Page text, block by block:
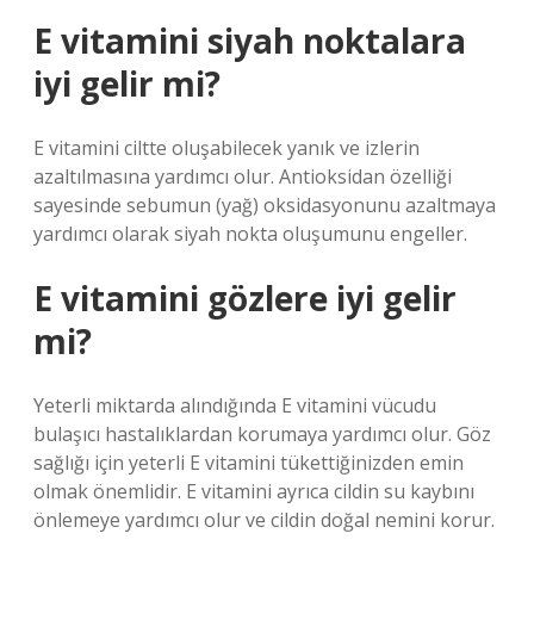
E vitamini siyah noktalara
iyi gelir mi?
E vitamini ciltte oluşabilecek yanık ve izlerin
azaltılmasına yardımcı olur. Antioksidan özelliği
sayesinde sebumun (yağ) oksidasyonunu azaltmaya
yardımcı olarak siyah nokta oluşumunu engeller.
E vitamini gözlere iyi gelir
mi?
Yeterli miktarda alındığında E vitamini vücudu
bulaşıcı hastalıklardan korumaya yardımcı olur. Göz
sağlığı için yeterli E vitamini tükettiğinizden emin
olmak önemlidir. E vitamini ayrıca cildin su kaybını
önlemeye yardımcı olur ve cildin doğal nemini korur.